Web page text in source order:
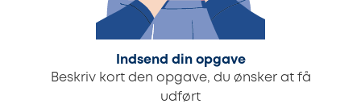
Indsend din opgave
Beskriv kort den opgave, du ønsker at få
udført